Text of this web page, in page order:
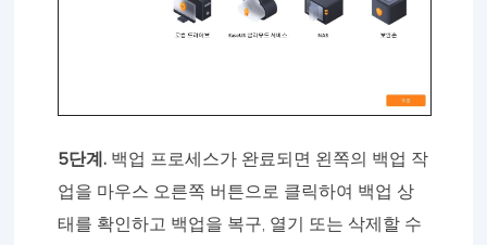
5단계. 백업 프로세스가 완료되면 왼쪽의 백업 작
업을 마우스 오른쪽 버튼으로 클릭하여 백업 상
태를 확인하고 백업을 복구, 열기 또는 삭제할 수